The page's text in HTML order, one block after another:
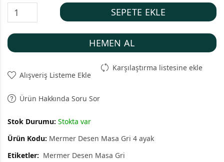
SEPETE EKLE
HEMEN AL
Alışveriş Listeme Ekle
Karşılaştırma listesine ekle
Ürün Hakkında Soru Sor
Stok Durumu: Stokta var
Ürün Kodu: Mermer Desen Masa Gri 4 ayak
Etiketler: Mermer Desen Masa Gri